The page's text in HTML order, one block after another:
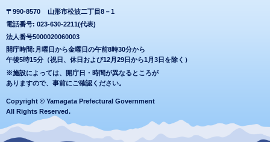
〒990-8570
山形市松波二丁目8－1
電話番号: 023-630-2211(代表)
法人番号5000020060003
開庁時間:月曜日から金曜日の午前8時30分から
午後5時15分（祝日、休日および12月29日から1月3日を除く）
※施設によっては、開庁日・時間が異なるところが
ありますので、事前にご確認ください。
Copyright © Yamagata Prefectural Government
All Rights Reserved.